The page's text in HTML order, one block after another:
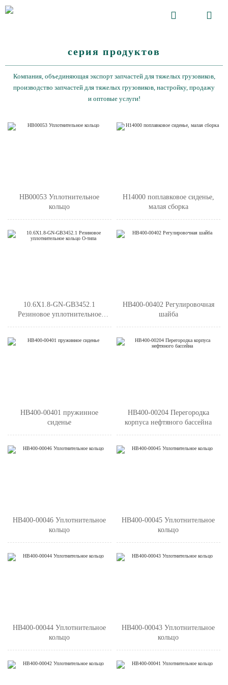
 
серия продуктов
Компания, объединяющая экспорт запчастей для тяжелых грузовиков,
производство запчастей для тяжелых грузовиков, настройку, продажу
и оптовые услуги!
HB00053 Уплотнительное
кольцо
H14000 поплавковое сиденье,
малая сборка
10.6X1.8-GN-GB3452.1
Резиновое уплотнительное
HB400-00402 Регулировочная
шайба
HB400-00401 пружинное
сиденье
HB400-00204 Перегородка
корпуса нефтяного бассейна
HB400-00046 Уплотнительное
кольцо
HB400-00045 Уплотнительное
кольцо
HB400-00044 Уплотнительное
кольцо
HB400-00043 Уплотнительное
кольцо